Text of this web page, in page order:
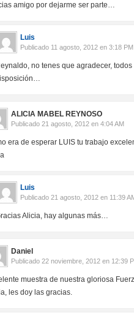
amigo por dejarme ser parte…
Luis
Publicado 11 agosto, 2012 en 3:18 PM
no tenes que agradecer,
ALICIA MABEL REYNOSO
Publicado 21 agosto, 2012 en 4:04 AM
era de esperar LUIS tu trabajo
Luis
Publicado 21 agosto, 2012 en 11:39
Alicia, hay algunas más…
Daniel
Publicado 22 noviembre, 2012 en 12:39
muestra de nuestra gloriosa
les doy las gracias.